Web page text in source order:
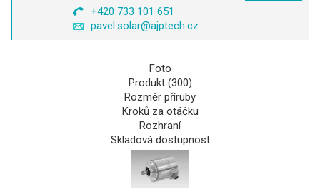
+420 733 101 651
pavel.solar@ajptech.cz
Foto
Produkt (300)
Rozměr příruby
Kroků za otáčku
Rozhraní
Skladová dostupnost